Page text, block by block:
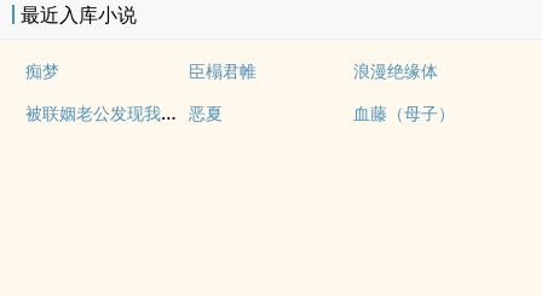
最近入库小说
痴梦 臣榻君帷 浪漫绝缘体
被联姻老公发现我写po文后 恶夏 血藤（母子）